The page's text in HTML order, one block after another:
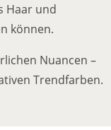
Haar und
können.
Nuancen –
Trendfarben.